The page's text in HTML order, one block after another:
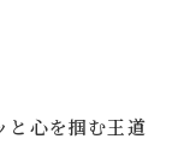
と心を掴む王道